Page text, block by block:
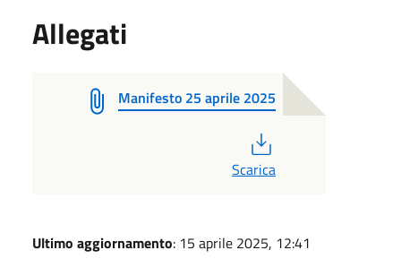
Allegati
Manifesto 25 aprile 2025
Scarica
Ultimo aggiornamento: 15 aprile 2025, 12:41